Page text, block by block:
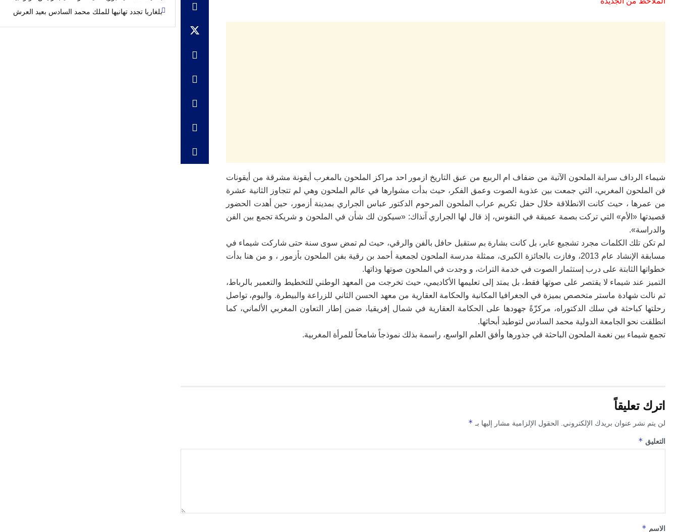
شيماء الرداف سرابة الملحون الآتية من ضفاف ام الربيع من عبق التاريخ ازمور احد مراكز الملحون بالمغرب أيقونة مشرقة من أيقونات
فن الملحون المغربي، التي جمعت بين عذوبة الصوت وعمق الفكر، حيث بدأت مشوارها في عالم الملحون وهي لم تتجاوز الثانية عشرة
من عمرها ، حيث كانت الانطلاقة خلال حفل تكريم عراب الملحون المرحوم الدكتور عباس الجراري بمدينة أزمور، حين أهدت الحضور
قصيدتها «الأم» التي تركت بصمة عميقة في النفوس، إذ قال لها الجراري آنذاك: «سيكون لك شأن في الملحون و شريكة تجمع بين الفن
والدراسة».
لم تكن تلك الكلمات مجرد تشجيع عابر، بل كانت بشارة بم ستقبل حافل بالفن والرقي، حيث لم تمض سوى سنة حتى شاركت شيماء في
مسابقة الإنشاد عام 2013، وفازت بالجائزة الكبرى، ممثلة مدرسة الملحون لجمعية أحمد بن رقية بفن الملحون بأزمور ، و من هنا بدأت
خطواتها الثابتة على درب إستثمار الصوت في خدمة التراث، و وجدت في الملحون صوتها وذاتها.
التميز عند شيماء لا يقتصر على صوتها فقط، بل يمتد إلى تعليمها الأكاديمي، حيث تخرجت من المعهد الوطني للتخطيط والتعمير بالرباط،
ثم نالت شهادة ماستر متخصص بميزة في الجغرافيا المكانية والحكامة العقارية من معهد الحسن الثاني للزراعة والبيطرة. واليوم، تواصل
رحلتها كباحثة في سلك الدكتوراه، مركزّةً جهودها على الحكامة العقارية في شمال إفريقيا، ضمن إطار التعاون المغربي الألماني، كما
انطلقت نحو الجامعة الدولية محمد السادس لتوطيد أبحاثها.
تجمع شيماء بين نغمة الملحون الباحثة في جذورها وأفق العلم الواسع، راسمة بذلك نموذجاً شامخاً للمرأة المغربية.
اترك تعليقاً
لن يتم نشر عنوان بريدك الإلكتروني. الحقول الإلزامية مشار إليها بـ *
التعليق *
الاسم *
بلغاريا تجدد تهانيها للملك محمد السادس بعيد العرش